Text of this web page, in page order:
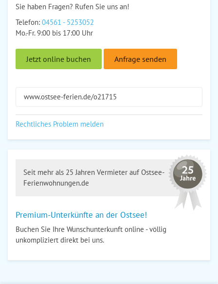
Sie haben Fragen? Rufen Sie uns an!
Telefon: 04561 - 5253052
Mo.-Fr. 9:00 bis 17:00 Uhr
Jetzt online buchen Anfrage senden
www.ostsee-ferien.de/o21715
Rechtliches Problem melden
Seit mehr als 25 Jahren Vermieter auf Ostsee-
Ferienwohnungen.de
Premium-Unterkünfte an der Ostsee!
Buchen Sie Ihre Wunschunterkunft online - völlig
unkompliziert direkt bei uns.